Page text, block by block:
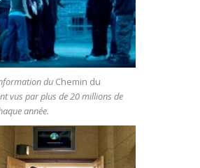
du Chemin du
vus par plus de 20 millions de
année.